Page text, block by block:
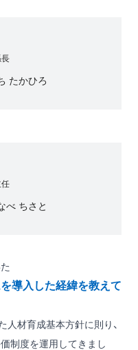
たかひろ
べ ちさと
導入した経緯を教えて
材育成基本方針に則り、
制度を運用してきまし